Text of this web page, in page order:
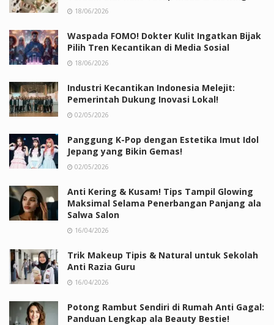
18/06/2026
Waspada FOMO! Dokter Kulit Ingatkan Bijak
Pilih Tren Kecantikan di Media Sosial
18/06/2026
Industri Kecantikan Indonesia Melejit:
Pemerintah Dukung Inovasi Lokal!
02/05/2026
Panggung K-Pop dengan Estetika Imut Idol
Jepang yang Bikin Gemas!
02/05/2026
Anti Kering & Kusam! Tips Tampil Glowing
Maksimal Selama Penerbangan Panjang ala
Salwa Salon
16/04/2026
Trik Makeup Tipis & Natural untuk Sekolah
Anti Razia Guru
16/04/2026
Potong Rambut Sendiri di Rumah Anti Gagal:
Panduan Lengkap ala Beauty Bestie!